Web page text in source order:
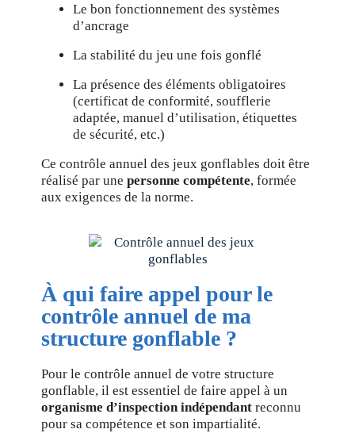
Le bon fonctionnement des systèmes
d’ancrage
La stabilité du jeu une fois gonflé
La présence des éléments obligatoires
(certificat de conformité, soufflerie
adaptée, manuel d’utilisation, étiquettes
de sécurité, etc.)
Ce contrôle annuel des jeux gonflables doit être
réalisé par unepersonne compétente, formée
aux exigences de la norme.
À qui faire appel pour le
contrôle annuel de ma
structure gonflable ?
Pour le contrôle annuel de votre structure
gonflable, il est essentiel de faire appel à un
organisme d’inspection indépendant reconnu
pour sa compétence et son impartialité.